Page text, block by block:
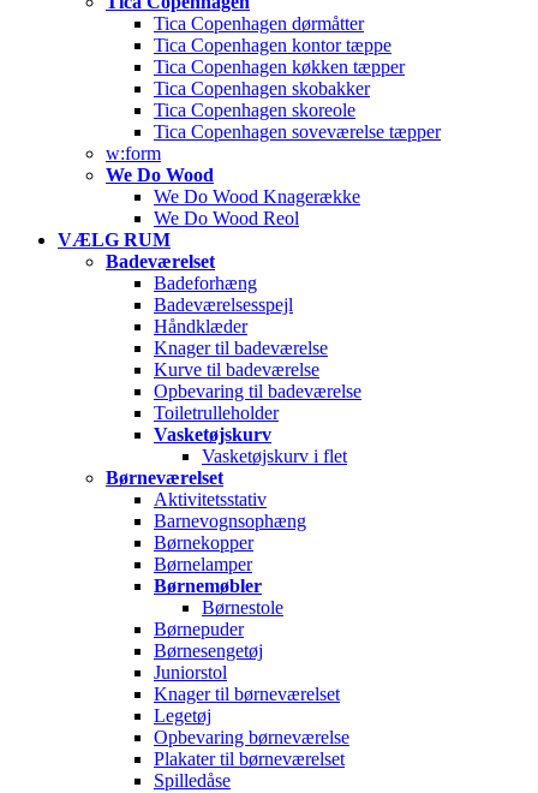
Tica Copenhagen dørmåtter
Tica Copenhagen kontor tæppe
Tica Copenhagen køkken tæpper
Tica Copenhagen skobakker
Tica Copenhagen skoreole
Tica Copenhagen soveværelse tæpper
w:form
We Do Wood
We Do Wood Knagerække
We Do Wood Reol
VÆLG RUM
Badeværelset
Badeforhæng
Badeværelsesspejl
Håndklæder
Knager til badeværelse
Kurve til badeværelse
Opbevaring til badeværelse
Toiletrulleholder
Vasketøjskurv
Vasketøjskurv i flet
Børneværelset
Aktivitetsstativ
Barnevognsophæng
Børnekopper
Børnelamper
Børnemøbler
Børnestole
Børnepuder
Børnesengetøj
Juniorstol
Knager til børneværelset
Legetøj
Opbevaring børneværelse
Plakater til børneværelset
Spilledåse